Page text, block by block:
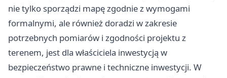
nie tylko sporządzi mapę zgodnie z wymogami
formalnymi, ale również doradzi w zakresie
potrzebnych pomiarów i zgodności projektu z
terenem, jest dla właściciela inwestycją w
bezpieczeństwo prawne i techniczne inwestycji. W